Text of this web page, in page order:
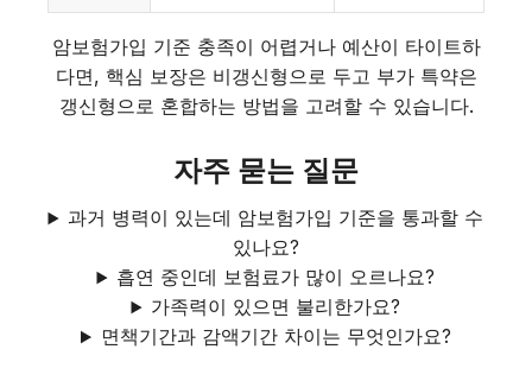
암보험가입 기준 충족이 어렵거나 예산이 타이트하
다면, 핵심 보장은 비갱신형으로 두고 부가 특약은
갱신형으로 혼합하는 방법을 고려할 수 있습니다.
자주 묻는 질문
과거 병력이 있는데 암보험가입 기준을 통과할 수
있나요?
흡연 중인데 보험료가 많이 오르나요?
가족력이 있으면 불리한가요?
면책기간과 감액기간 차이는 무엇인가요?